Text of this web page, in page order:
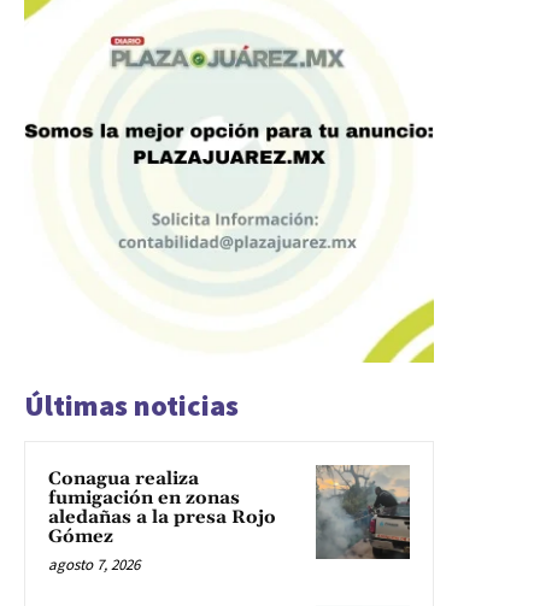
Últimas noticias
Conagua realiza
fumigación en zonas
aledañas a la presa Rojo
Gómez
agosto 7, 2026